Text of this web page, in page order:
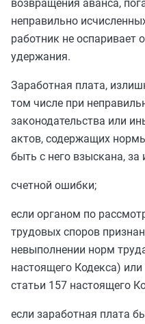
возвращения аванса,
неправильно
работник не оспаривает
удержания.
Заработная плата,
том числе при
законодательства или
актов, содержащих
быть с него взыскана,
счетной ошибки;
если органом по
трудовых споров
невыполнении норм
настоящего Кодекса) или
статьи 157 настоящего
если заработная плата